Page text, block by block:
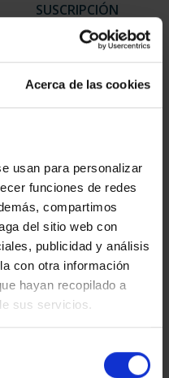
Acerca de las cookies
usan para personalizar
funciones de redes
compartimos
del sitio web con
publicidad y análisis
con otra información
hayan recopilado a
sus servicios.
SUSCRIPCIÓN
CAPITALES DE
PROVINCIA 2
949,00 €
Sólo para usuarios
registrados
SUSCRIPCIÓN
CAPITALES DE
949,00 €